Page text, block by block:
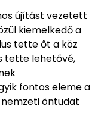
újítást vezetett
kiemelkedő a
tette őt a köz
tette lehetővé,
fontos eleme a
nemzeti öntudat